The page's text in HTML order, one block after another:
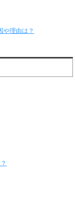
や理由は？